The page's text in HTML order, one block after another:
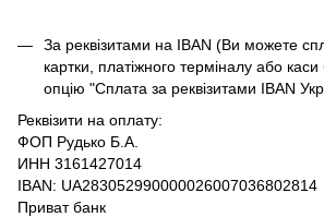
За реквізитами на IBAN (Ви можете
картки, платіжного терміналу або
опцію "Сплата за реквізитами IBAN
Реквізити на оплату:
ФОП Рудько Б.А.
ИНН 3161427014
IBAN: UA283052990000026007036802814
Приват банк